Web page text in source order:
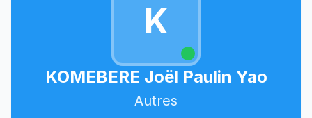
K
KOMEBERE Joël Paulin Yao
Autres